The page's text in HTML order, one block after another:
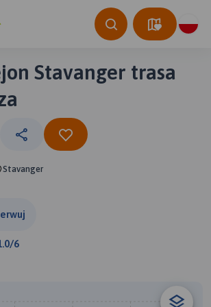
Stavanger trasa
Stavanger
6